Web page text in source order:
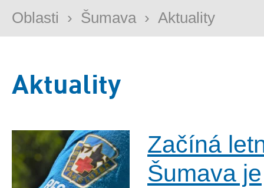
Oblasti › Šumava› Aktuality
Aktuality
Začíná
Šumava je